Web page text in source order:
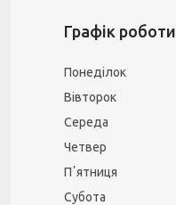
Графік роботи
Понеділок
Вівторок
Середа
Четвер
Пʼятниця
Субота